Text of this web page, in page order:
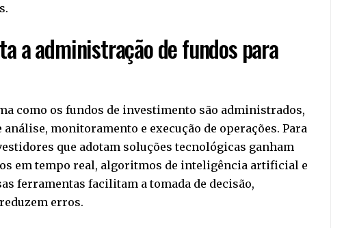
a administração de fundos para
como os fundos de investimento são administrados,
monitoramento e execução de operações. Para
que adotam soluções tecnológicas ganham
em tempo real, algoritmos de inteligência artificial e
ferramentas facilitam a tomada de decisão,
erros.